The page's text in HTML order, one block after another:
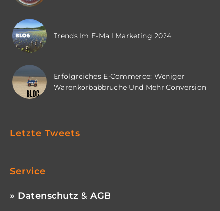
Trends Im E-Mail Marketing 2024
Erfolgreiches E-Commerce: Weniger
Warenkorbabbrüche Und Mehr Conversion
Letzte Tweets
Service
» Datenschutz & AGB